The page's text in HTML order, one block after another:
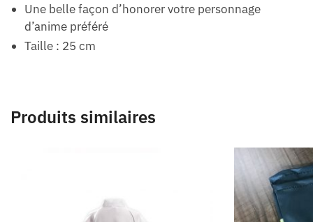
Une belle façon d’honorer votre personnage
d’anime préféré
Taille : 25 cm
Produits similaires